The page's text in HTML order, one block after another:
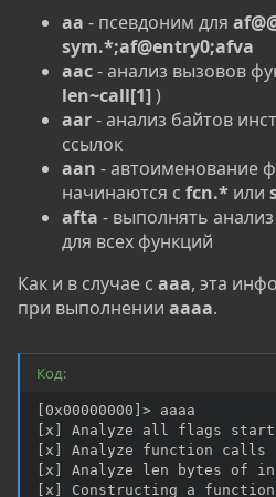
aa - псевдоним для
sym.*;af@entry0;afva
aac- анализ вызовов
len~call[1])
aar- анализ байтов
ссылок
aan - автоименование
начинаются с fcn.* или
afta - выполнять
для всех функций
Как и в случае с aaa, эта
при выполнении aaaa.
Код:
[0x00000000]> aaaa
[x] Analyze all flags
[x] Analyze function calls
[x] Analyze len bytes of
[x] Constructing a